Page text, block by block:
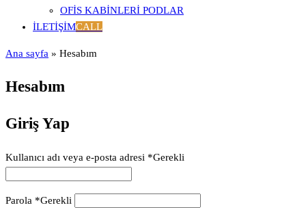
OFIS KABINLERI PODLAR
İLETIŞIMCALL
Ana sayfa » Hesabım
Hesabım
Giriş Yap
Kullanıcı adı veya e-posta adresi *Gerekli
Parola *Gerekli